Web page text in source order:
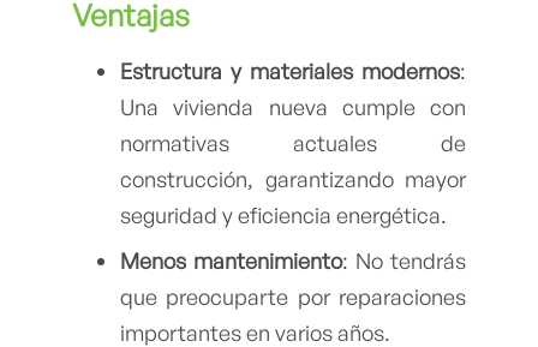
Ventajas
Estructura y materiales modernos:
Una vivienda nueva cumple con
normativas actuales de
construcción, garantizando mayor
seguridad y eficiencia energética.
Menos mantenimiento: No tendrás
que preocuparte por reparaciones
importantes en varios años.